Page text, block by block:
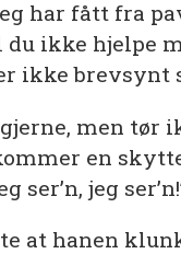
har fått fra
du ikke hjelpe
ikke brevsynt
men tør
en
ser’n, jeg
at hanen